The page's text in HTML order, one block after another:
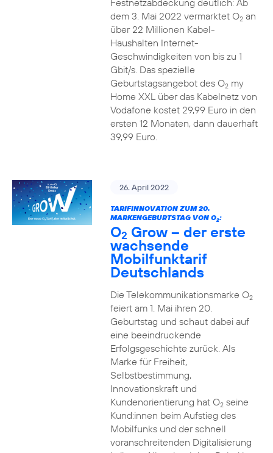
Festnetzabdeckung deutlich: Ab
dem 3. Mai 2022 vermarktet O2an
über 22 Millionen Kabel-
Haushalten Internet-
Geschwindigkeiten von bis zu 1
Gbit/s. Das spezielle
Geburtstagsangebot des O2my
Home XXL über das Kabelnetz von
Vodafone kostet 29,99 Euro in den
ersten 12 Monaten, dann dauerhaft
39,99 Euro.
26. April 2022
TARIFINNOVATION ZUM 20.
MARKENGEBURTSTAG VON O2:
O2 Grow – der erste
wachsende
Mobilfunktarif
Deutschlands
Die Telekommunikationsmarke O2
feiert am 1. Mai ihren 20.
Geburtstag und schaut dabei auf
eine beeindruckende
Erfolgsgeschichte zurück. Als
Marke für Freiheit,
Selbstbestimmung,
Innovationskraft und
Kundenorientierung hat O2seine
Kund:innen beim Aufstieg des
Mobilfunks und der schnell
voranschreitenden Digitalisierung